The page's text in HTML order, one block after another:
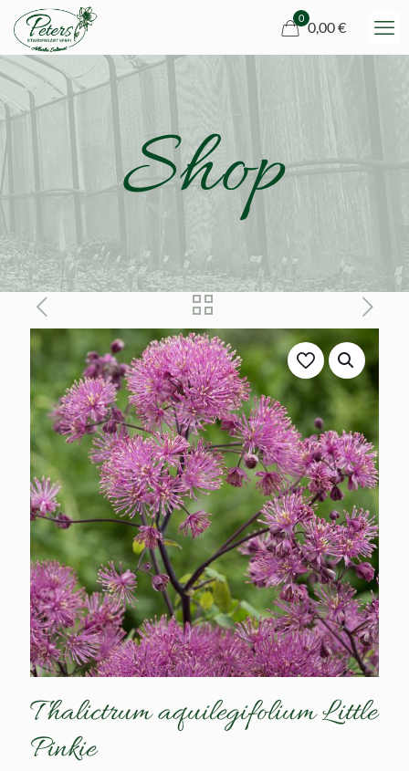
0
0,00 €
Shop
Thalictrum aquilegifolium Little
Pinkie